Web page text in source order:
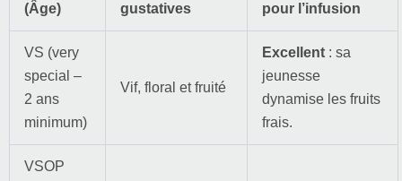
(Âge)
gustatives
pour l’infusion
VS (very
special –
2 ans
minimum)
Vif, floral et fruité
Excellent : sa
jeunesse
dynamise les fruits
frais.
VSOP